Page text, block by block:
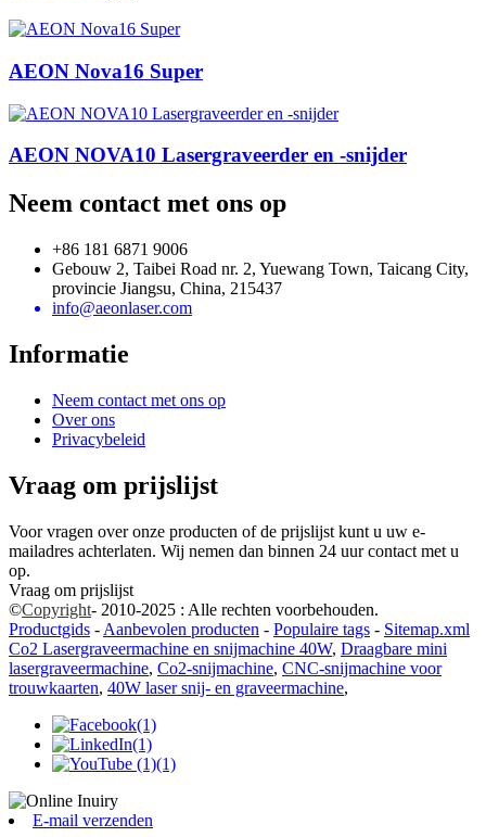
AEON Nova16 Super
AEON NOVA10 Lasergraveerder en -snijder
Neem contact met ons op
+86 181 6871 9006
Gebouw 2, Taibei Road nr. 2, Yuewang Town, Taicang City,
provincie Jiangsu, China, 215437
info@aeonlaser.com
Informatie
Neem contact met ons op
Over ons
Privacybeleid
Vraag om prijslijst
Voor vragen over onze producten of de prijslijst kunt u uw e-
mailadres achterlaten. Wij nemen dan binnen 24 uur contact met u
op.
Vraag om prijslijst
©Copyright- 2010-2025 : Alle rechten voorbehouden.
Productgids - Aanbevolen producten - Populaire tags - Sitemap.xml
Co2 Lasergraveermachine en snijmachine 40W, Draagbare mini
lasergraveermachine, Co2-snijmachine, CNC-snijmachine voor
trouwkaarten, 40W laser snij- en graveermachine,
E-mail verzenden